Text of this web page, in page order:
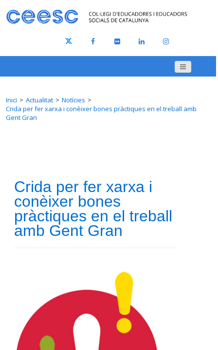
Inici Actualitat
Notícies
Crida per fer xarxa i conèixer bones pràctiques en el treball amb
Gent Gran
Crida per fer xarxa i
conèixer bones
pràctiques en el treball
amb Gent Gran